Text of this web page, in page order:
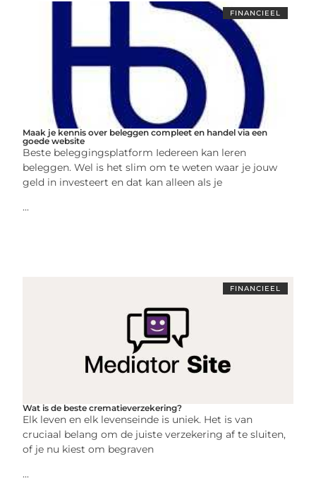
FINANCIEEL
Maak je kennis over beleggen compleet en handel via een
goede website
Beste beleggingsplatform Iedereen kan leren
beleggen. Wel is het slim om te weten waar je jouw
geld in investeert en dat kan alleen als je
...
FINANCIEEL
Wat is de beste crematieverzekering?
Elk leven en elk levenseinde is uniek. Het is van
cruciaal belang om de juiste verzekering af te sluiten,
of je nu kiest om begraven
...